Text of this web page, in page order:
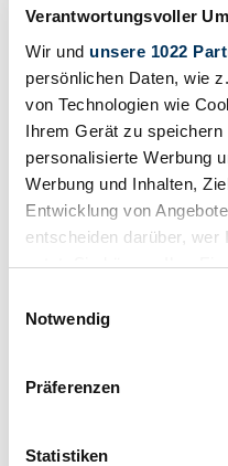
Verantwortungsvoller
Wir und unsere 1022
persönlichen Daten, wie
von Technologien wie
Ihrem Gerät zu
personalisierte Werbung
Werbung und Inhalten,
Entwicklung von
entscheiden darüber, wer
nutzt. Sie können Ihre
Trigger Symbol ändern
Informationen
können
Notwendig
Präferenzen
Statistiken
Retenir